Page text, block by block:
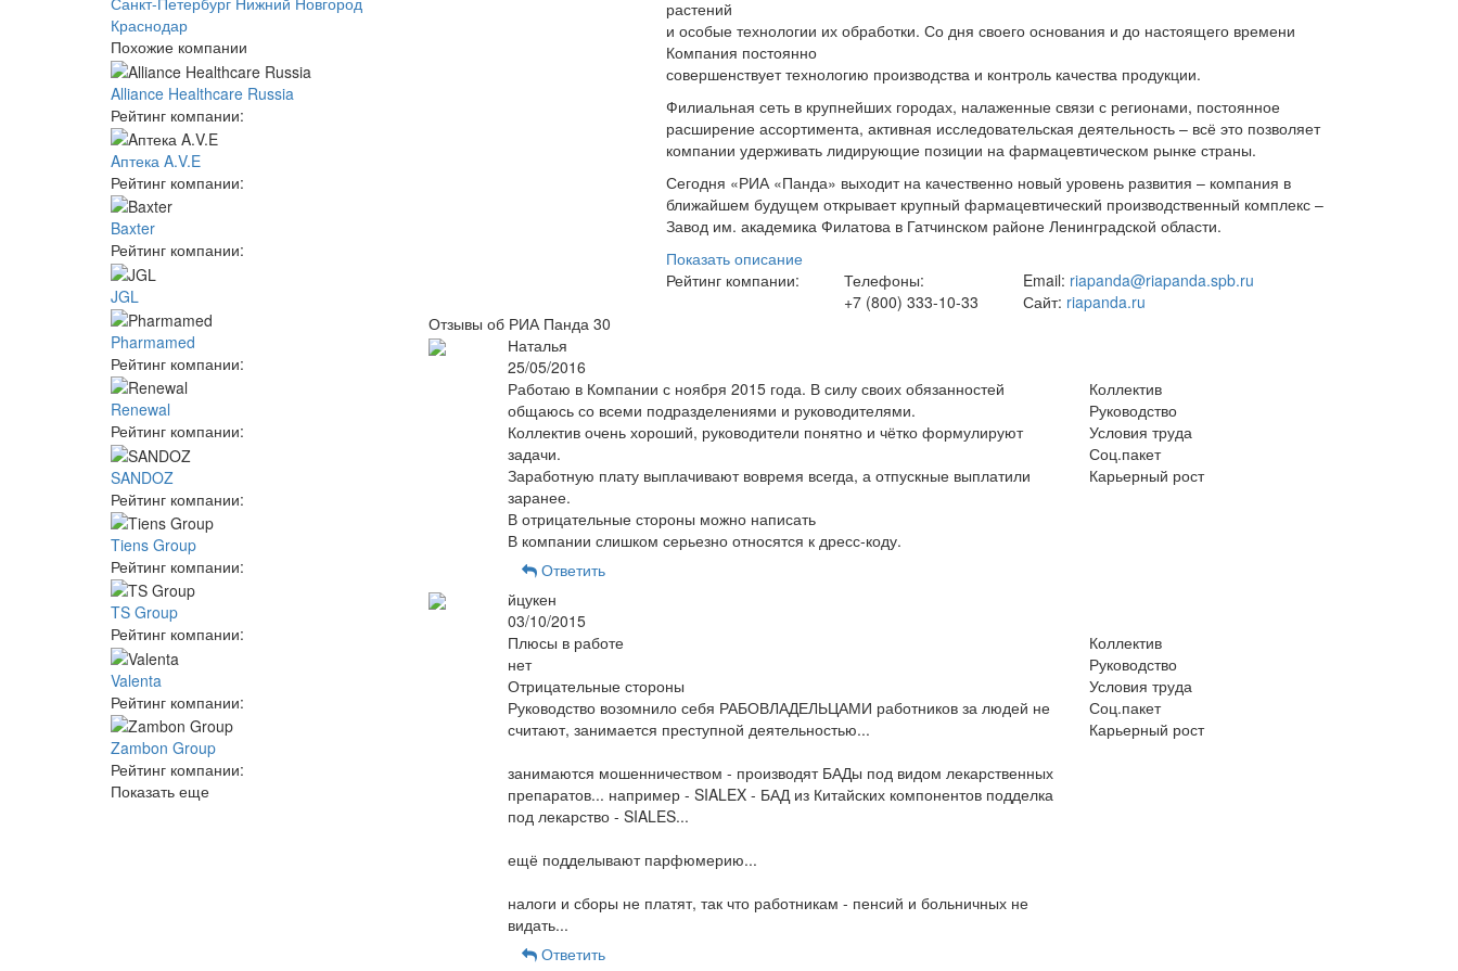
Краснодар
Похожие компании
Alliance Healthcare Russia
Рейтинг компании:
Aптека A.V.E
Рейтинг компании:
Baxter
Рейтинг компании:
JGL
Pharmamed
Рейтинг компании:
Renewal
Рейтинг компании:
SANDOZ
Рейтинг компании:
Tiens Group
Рейтинг компании:
TS Group
Рейтинг компании:
Valenta
Рейтинг компании:
Zambon Group
Рейтинг компании:
Показать еще
растений
и особые технологии их обработки. Со дня своего основания и до настоящего времени
Компания постоянно
совершенствует технологию производства и контроль качества продукции.
Филиальная сеть в крупнейших городах, налаженные связи с регионами, постоянное
расширение ассортимента, активная исследовательская деятельность – всё это позволяет
компании удерживать лидирующие позиции на фармацевтическом рынке страны.
Сегодня «РИА «Панда» выходит на качественно новый уровень развития – компания в
ближайшем будущем открывает крупный фармацевтический производственный комплекс –
Завод им. академика Филатова в Гатчинском районе Ленинградской области.
Показать описание
Рейтинг компании:
Телефоны:
+7 (800) 333-10-33
Email: riapanda@riapanda.spb.ru
Сайт: riapanda.ru
Отзывы об РИА Панда 30
Наталья
25/05/2016
Работаю в Компании с ноября 2015 года. В силу своих обязанностей
общаюсь со всеми подразделениями и руководителями.
Коллектив очень хороший, руководители понятно и чётко формулируют
задачи.
Заработную плату выплачивают вовремя всегда, а отпускные выплатили
заранее.
В отрицательные стороны можно написать
В компании слишком серьезно относятся к дресс-коду.
Коллектив
Руководство
Условия труда
Соц.пакет
Карьерный рост
Ответить
йцукен
03/10/2015
Плюсы в работе
нет
Отрицательные стороны
Руководство возомнило себя РАБОВЛАДЕЛЬЦАМИ работников за людей не
считают, занимается преступной деятельностью...
занимаются мошенничеством - производят БАДы под видом лекарственных
препаратов... например - SIALEX - БАД из Китайских компонентов подделка
под лекарство - SIALES...
ещё подделывают парфюмерию...
налоги и сборы не платят, так что работникам - пенсий и больничных не
видать...
Коллектив
Руководство
Условия труда
Соц.пакет
Карьерный рост
Ответить